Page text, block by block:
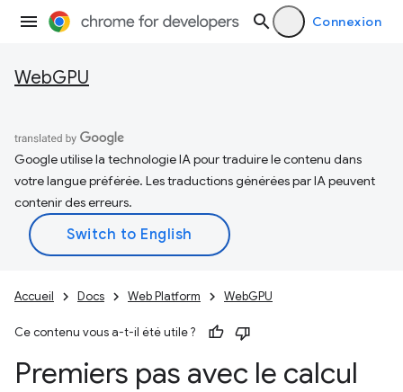
Connexion
WebGPU
Google utilise la technologie IA pour traduire le contenu dans
votre langue préférée. Les traductions générées par IA peuvent
contenir des erreurs.
Accueil Docs Web Platform WebGPU
Ce contenu vous a-t-il été utile ?
Premiers pas avec le calcul